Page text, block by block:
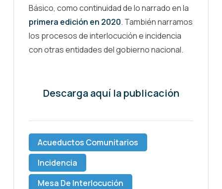
Básico, como continuidad de lo narrado en la
primera edición en 2020. También narramos
los procesos de interlocución e incidencia
con otras entidades del gobierno nacional.
Descarga aquí la publicación
Acueductos Comunitarios
Incidencia
Mesa De Interlocución